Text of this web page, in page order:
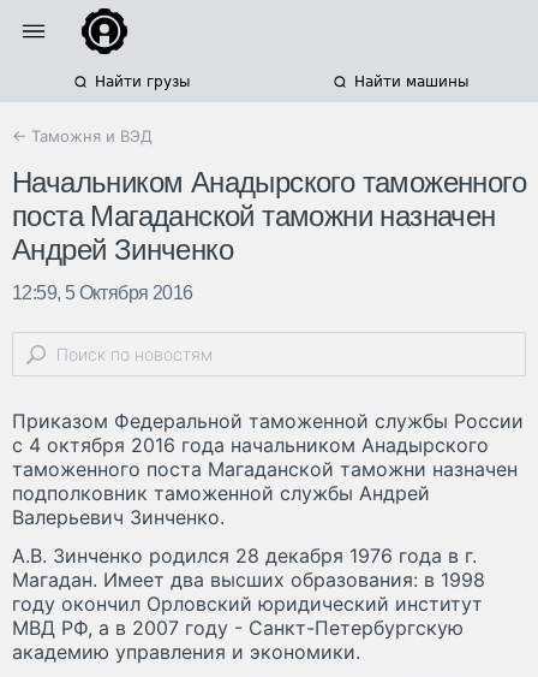
Найти грузы Найти машины
← Таможня и ВЭД
Начальником Анадырского таможенного
поста Магаданской таможни назначен
Андрей Зинченко
12:59, 5 Октября 2016
Приказом Федеральной таможенной службы России
с 4 октября 2016 года начальником Анадырского
таможенного поста Магаданской таможни назначен
подполковник таможенной службы Андрей
Валерьевич Зинченко.
А.В. Зинченко родился 28 декабря 1976 года в г.
Магадан. Имеет два высших образования: в 1998
году окончил Орловский юридический институт
МВД РФ, а в 2007 году - Санкт-Петербургскую
академию управления и экономики.